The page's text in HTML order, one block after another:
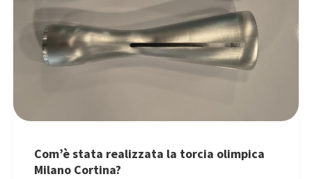
Com’è stata realizzata la torcia olimpica
Milano Cortina?